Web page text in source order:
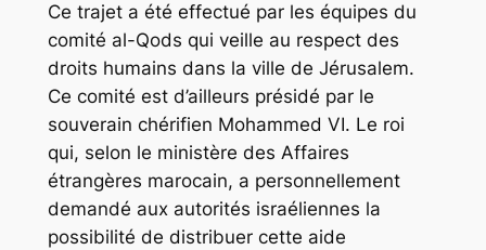
Ce trajet a été effectué par les équipes du
comité al-Qods qui veille au respect des
droits humains dans la ville de Jérusalem.
Ce comité est d’ailleurs présidé par le
souverain chérifien Mohammed VI. Le roi
qui, selon le ministère des Affaires
étrangères marocain, a personnellement
demandé aux autorités israéliennes la
possibilité de distribuer cette aide